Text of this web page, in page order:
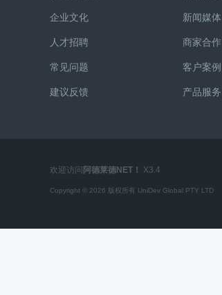
莱
企业文化
人才招聘
常见问题
建议反馈
新闻媒体
商家合作
客户案例
产品服务
欢迎访问 阿德莱德NET X3.4
Copyright © 2026 版权所有 UniDev Global PTY LTD